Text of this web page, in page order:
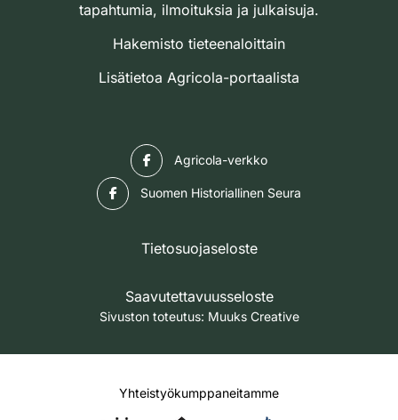
tapahtumia, ilmoituksia ja julkaisuja.
Hakemisto tieteenaloittain
Lisätietoa Agricola-portaalista
Agricola-verkko
Suomen Historiallinen Seura
Tietosuojaseloste
Saavutettavuusseloste
Sivuston toteutus: Muuks Creative
Yhteistyökumppaneitamme